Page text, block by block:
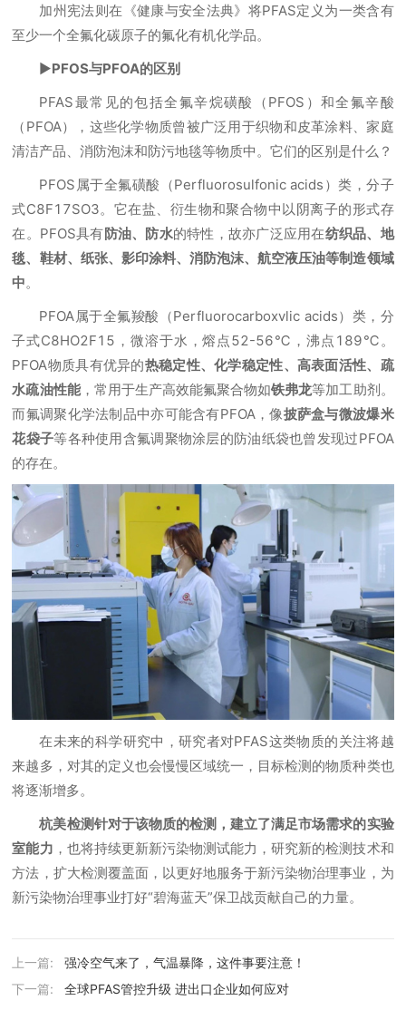
加州宪法则在《健康与安全法典》将PFAS定义为一类含有
至少一个全氟化碳原子的氟化有机化学品。
▶PFOS与PFOA的区别
PFAS最常见的包括全氟辛烷磺酸（PFOS）和全氟辛酸
（PFOA），这些化学物质曾被广泛用于织物和皮革涂料、家庭
清洁产品、消防泡沫和防污地毯等物质中。它们的区别是什么？
PFOS属于全氟磺酸（Perfluorosulfonic acids）类，分子
式C8F17SO3。它在盐、衍生物和聚合物中以阴离子的形式存
在。PFOS具有防油、防水的特性，故亦广泛应用在纺织品、地
毯、鞋材、纸张、影印涂料、消防泡沫、航空液压油等制造领域
中。
PFOA属于全氟羧酸（Perfluorocarboxvlic acids）类，分
子式C8HO2F15，微溶于水，熔点52-56℃，沸点189℃。
PFOA物质具有优异的热稳定性、化学稳定性、高表面活性、疏
水疏油性能，常用于生产高效能氟聚合物如铁弗龙等加工助剂。
而氟调聚化学法制品中亦可能含有PFOA，像披萨盒与微波爆米
花袋子等各种使用含氟调聚物涂层的防油纸袋也曾发现过PFOA
的存在。
在未来的科学研究中，研究者对PFAS这类物质的关注将越
来越多，对其的定义也会慢慢区域统一，目标检测的物质种类也
将逐渐增多。
杭美检测针对于该物质的检测，建立了满足市场需求的实验
室能力 ，也将持续更新新污染物测试能力，研究新的检测技术和
方法，扩大检测覆盖面，以更好地服务于新污染物治理事业，为
新污染物治理事业打好“碧海蓝天”保卫战贡献自己的力量。
上一篇:
强冷空气来了，气温暴降，这件事要注意！
下一篇:
全球PFAS管控升级 进出口企业如何应对